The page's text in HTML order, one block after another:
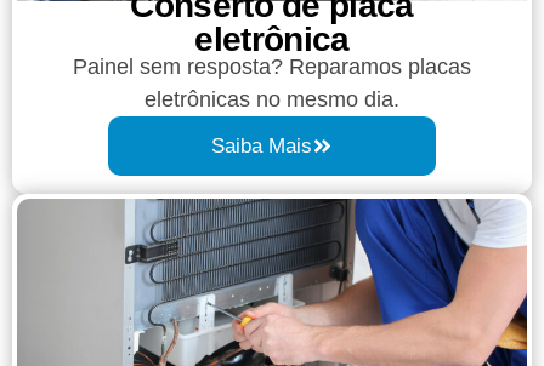
eletrônica
Painel sem resposta? Reparamos placas
eletrônicas no mesmo dia.
Saiba Mais